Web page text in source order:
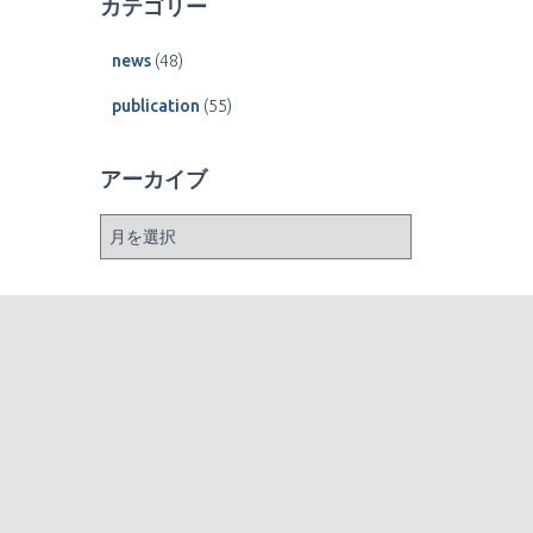
カテゴリー
news(48)
publication (55)
アーカイブ
ー
イ